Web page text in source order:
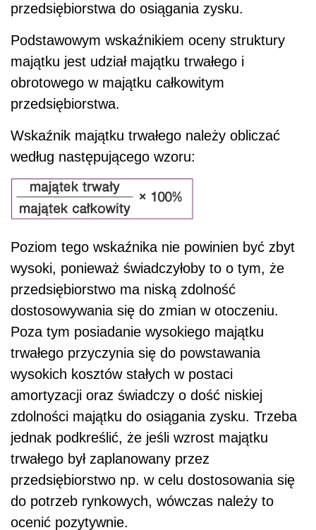
przedsiębiorstwa do osiągania zysku.
Podstawowym wskaźnikiem oceny struktury
majątku jest udział majątku trwałego i
obrotowego w majątku całkowitym
przedsiębiorstwa.
Wskaźnik majątku trwałego należy obliczać
według następującego wzoru:
Poziom tego wskaźnika nie powinien być zbyt
wysoki, ponieważ świadczyłoby to o tym, że
przedsiębiorstwo ma niską zdolność
dostosowywania się do zmian w otoczeniu.
Poza tym posiadanie wysokiego majątku
trwałego przyczynia się do powstawania
wysokich kosztów stałych w postaci
amortyzacji oraz świadczy o dość niskiej
zdolności majątku do osiągania zysku. Trzeba
jednak podkreślić, że jeśli wzrost majątku
trwałego był zaplanowany przez
przedsiębiorstwo np. w celu dostosowania się
do potrzeb rynkowych, wówczas należy to
ocenić pozytywnie.